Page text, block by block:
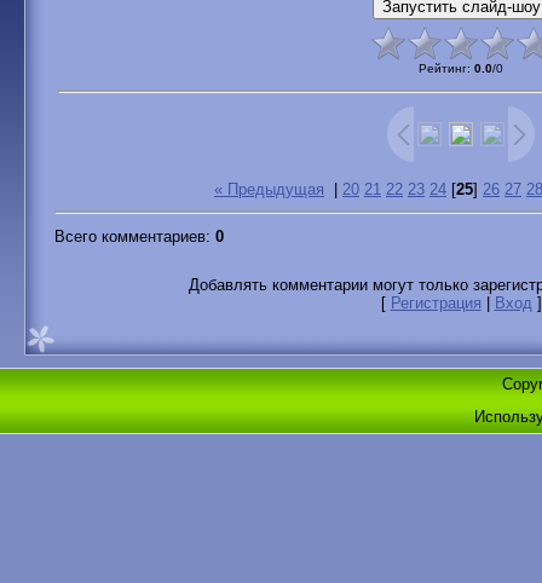
Рейтинг: 0.0/0
« Предыдущая 20 21 22 23 24 [25] 26 27 28
Всего комментариев: 0
Добавлять комментарии могут только
[ Регистрация Вход]